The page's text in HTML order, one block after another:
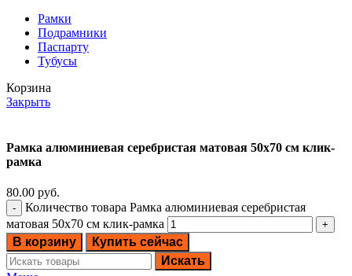
Рамки
Подрамники
Паспарту
Тубусы
Корзина
Закрыть
Рамка алюминиевая серебристая матовая 50х70 см клик-
рамка
80.00 руб.
Количество товара Рамка алюминиевая серебристая
матовая 50х70 см клик-рамка
В корзину
Купить сейчас
Искать